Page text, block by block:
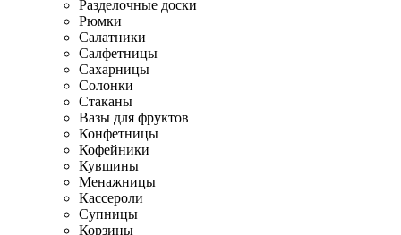
Разделочные доски
Рюмки
Салатники
Салфетницы
Сахарницы
Солонки
Стаканы
Вазы для фруктов
Конфетницы
Кофейники
Кувшины
Менажницы
Кассероли
Супницы
Корзины